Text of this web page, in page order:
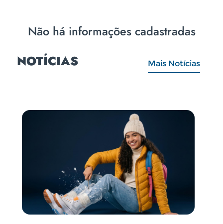
Não há informações cadastradas
NOTÍCIAS Mais Notícias